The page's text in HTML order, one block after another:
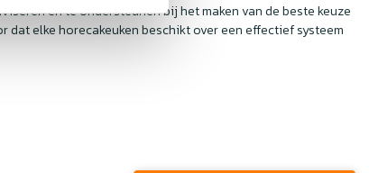
en te ondersteunen bij het maken van de beste keuze
dat elke horecakeuken beschikt over een effectief systeem